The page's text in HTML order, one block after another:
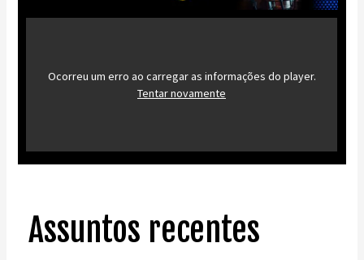
Assuntos recentes